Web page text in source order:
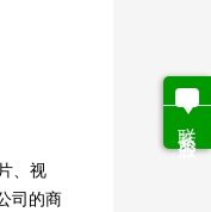
、视
司的商